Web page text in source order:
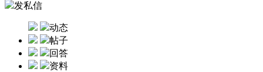
发私信
动态
帖子
回答
资料